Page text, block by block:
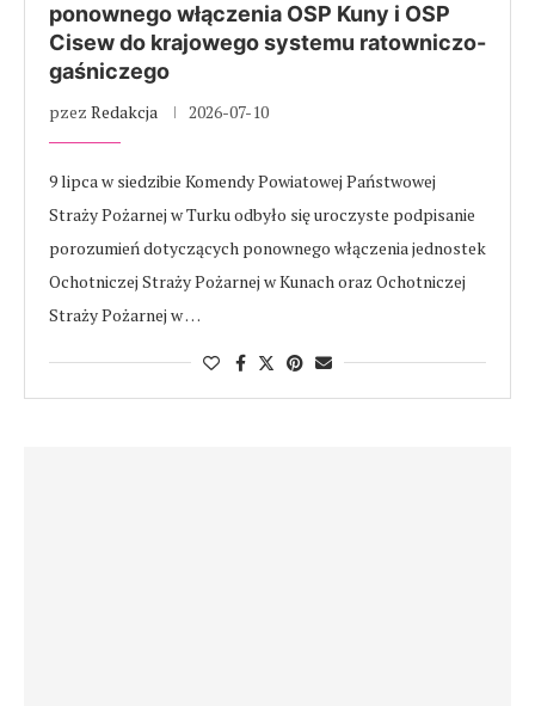
ponownego włączenia OSP Kuny i OSP
Cisew do krajowego systemu ratowniczo-
gaśniczego
pzez Redakcja 2026-07-10
9 lipca w siedzibie Komendy Powiatowej Państwowej
Straży Pożarnej w Turku odbyło się uroczyste podpisanie
porozumień dotyczących ponownego włączenia jednostek
Ochotniczej Straży Pożarnej w Kunach oraz Ochotniczej
Straży Pożarnej w …